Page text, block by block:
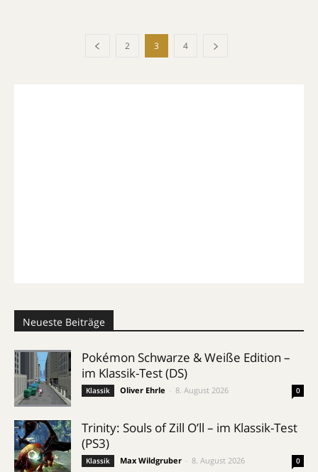
2 3 4
Neueste Beiträge
Pokémon Schwarze & Weiße Edition –
im Klassik-Test (DS)
Klassik Oliver Ehrle 8. August 2026 0
Trinity: Souls of Zill O’ll – im Klassik-Test
(PS3)
Klassik Max Wildgruber 8. August 2026 0